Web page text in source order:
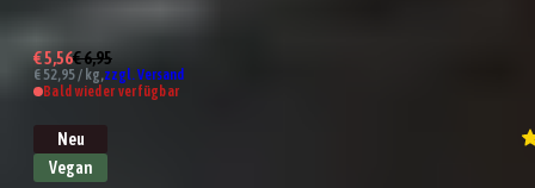
€ 5,56€ 6,95
€ 52,95 / kg,zzgl. Versand
Bald wieder verfügbar
Neu
Vegan